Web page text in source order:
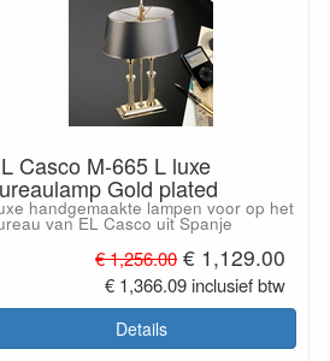
Casco M-665 L luxe
Gold plated
handgemaakte lampen voor op het
van EL Casco uit Spanje
€ 1,256.00 € 1,129.00
€ 1,366.09 inclusief btw
Details